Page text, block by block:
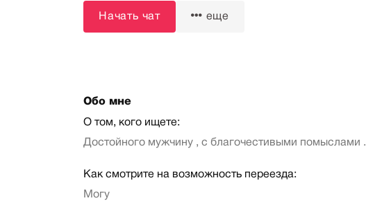
Начать чат еще
Обо мне
О том, кого ищете:
Достойного мужчину , с благочестивыми помыслами .
Как смотрите на возможность переезда:
Могу